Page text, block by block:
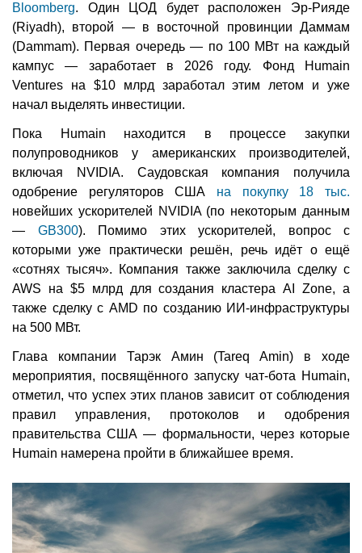
Bloomberg. Один ЦОД будет расположен Эр-Рияде
(Riyadh), второй — в восточной провинции Даммам
(Dammam). Первая очередь — по 100 МВт на каждый
кампус — заработает в 2026 году. Фонд Humain
Ventures на $10 млрд заработал этим летом и уже
начал выделять инвестиции.
Пока Humain находится в процессе закупки
полупроводников у американских производителей,
включая NVIDIA. Саудовская компания получила
одобрение регуляторов США на покупку 18 тыс.
новейших ускорителей NVIDIA (по некоторым данным
— GB300). Помимо этих ускорителей, вопрос с
которыми уже практически решён, речь идёт о ещё
«сотнях тысяч». Компания также заключила сделку с
AWS на $5 млрд для создания кластера AI Zone, а
также сделку с AMD по созданию ИИ-инфраструктуры
на 500 МВт.
Глава компании Тарэк Амин (Tareq Amin) в ходе
мероприятия, посвящённого запуску чат-бота Humain,
отметил, что успех этих планов зависит от соблюдения
правил управления, протоколов и одобрения
правительства США — формальности, через которые
Humain намерена пройти в ближайшее время.